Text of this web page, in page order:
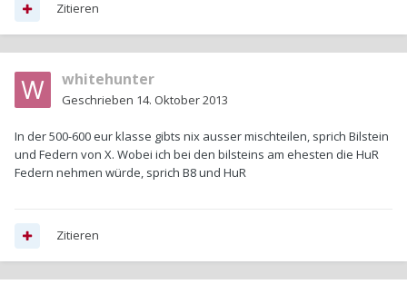
Zitieren
whitehunter
Geschrieben 14. Oktober 2013
In der 500-600 eur klasse gibts nix ausser mischteilen, sprich Bilstein
und Federn von X. Wobei ich bei den bilsteins am ehesten die HuR
Federn nehmen würde, sprich B8 und HuR
Zitieren